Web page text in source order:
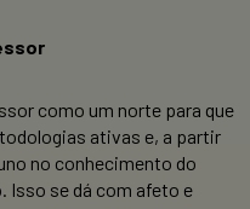
como um norte para que
ativas e, a partir
no conhecimento do
Isso se dá com afeto e